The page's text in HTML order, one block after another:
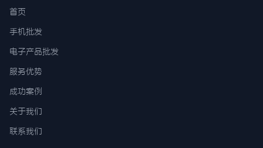
首页
手机批发
电子产品批发
服务优势
成功案例
关于我们
联系我们